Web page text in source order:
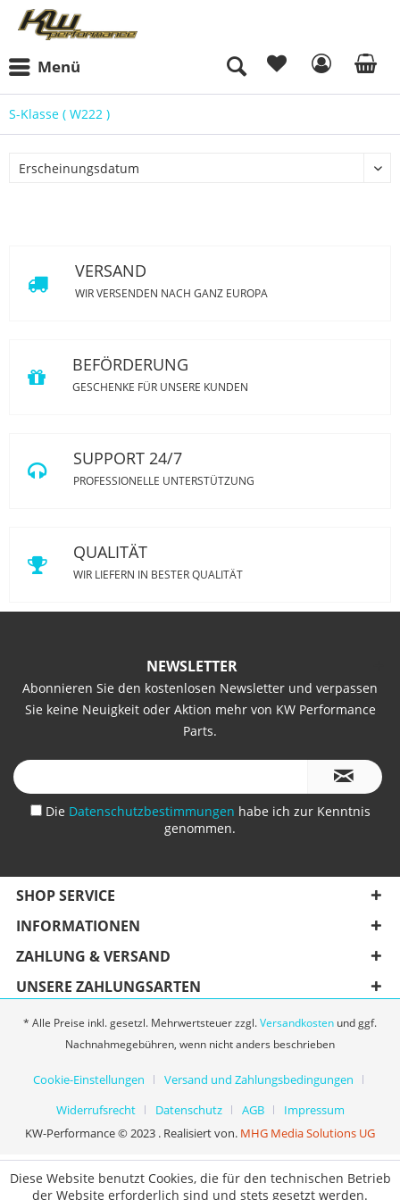
Menü
S-Klasse ( W222 )
VERSAND
WIR VERSENDEN NACH GANZ EUROPA
BEFÖRDERUNG
GESCHENKE FÜR UNSERE KUNDEN
SUPPORT 24/7
PROFESSIONELLE UNTERSTÜTZUNG
QUALITÄT
WIR LIEFERN IN BESTER QUALITÄT
NEWSLETTER
Abonnieren Sie den kostenlosen Newsletter und verpassen
Sie keine Neuigkeit oder Aktion mehr von KW Performance
Parts.
Die Datenschutzbestimmungen habe ich zur Kenntnis
genommen.
SHOP SERVICE
INFORMATIONEN
ZAHLUNG & VERSAND
UNSERE ZAHLUNGSARTEN
* Alle Preise inkl. gesetzl. Mehrwertsteuer zzgl.Versandkosten und ggf.
Nachnahmegebühren, wenn nicht anders beschrieben
Cookie-Einstellungen
Versand und Zahlungsbedingungen
Widerrufsrecht
Datenschutz AGB
Impressum
KW-Performance © 2023 . Realisiert von. MHG Media Solutions UG
Diese Website benutzt Cookies, die für den technischen Betrieb
der Website erforderlich sind und stets gesetzt werden.